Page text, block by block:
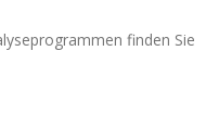
finden Sie